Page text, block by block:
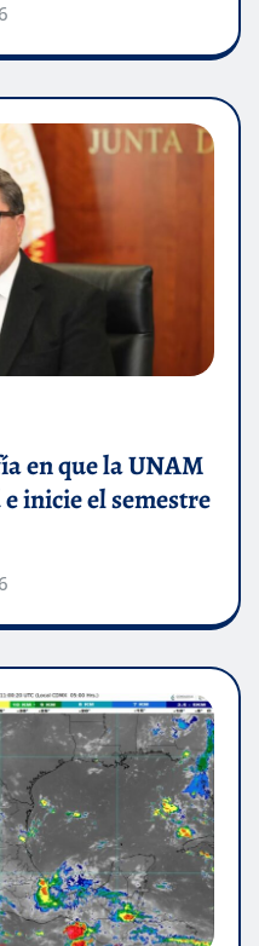
en que la UNAM
inicie el semestre